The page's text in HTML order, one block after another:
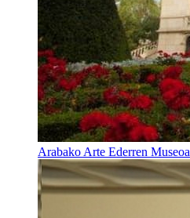
Arabako Arte Ederren Museoa